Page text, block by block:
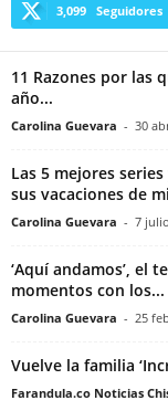
3,099 Seguidores
11 Razones por las
año...
Carolina Guevara - 30
Las 5 mejores
sus vacaciones de
Carolina Guevara - 7
‘Aquí andamos’, el
momentos con los...
Carolina Guevara - 25
Vuelve la familia
Farandula.co Noticias